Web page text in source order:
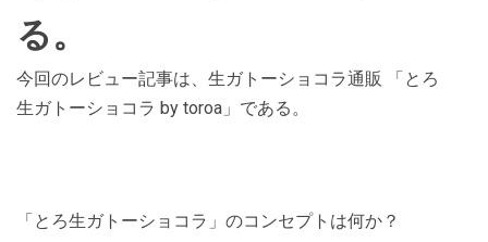
る。
今回のレビュー記事は、生ガトーショコラ通販 「とろ
生ガトーショコラ by toroa」である。
「とろ生ガトーショコラ」のコンセプトは何か？